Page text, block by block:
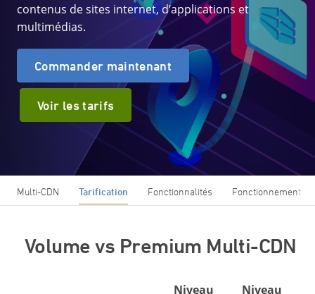
contenus de sites internet, d’applications et
multimédias.
Commander maintenant
Voir les tarifs
Multi-CDN Tarification Fonctionnalités Fonctionnement
Volume vs Premium Multi-CDN
Niveau
Niveau